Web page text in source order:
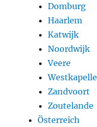
Domburg
Haarlem
Katwijk
Noordwijk
Veere
Westkapelle
Zandvoort
Zoutelande
Österreich